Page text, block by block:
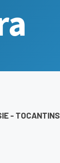
- TOCANTINS